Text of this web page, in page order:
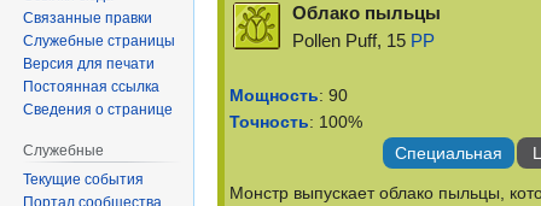
Облако пыльцы
Pollen Puff, 15 PP
Мощность: 90
Точность: 100%
Специальная
Монстр выпускает облако пыльцы,
Связанные правки
Служебные страницы
Версия для печати
Постоянная ссылка
Сведения о странице
Служебные
Текущие события
Портал сообщества